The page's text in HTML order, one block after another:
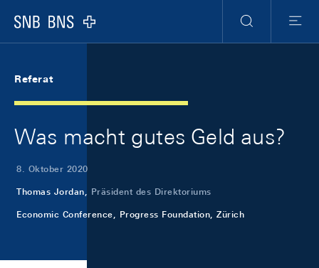
Logo
Suche
Menu
Referat
Was macht gutes Geld aus?
8. Oktober 2020
Thomas Jordan, Präsident des Direktoriums
Economic Conference, Progress Foundation, Zürich